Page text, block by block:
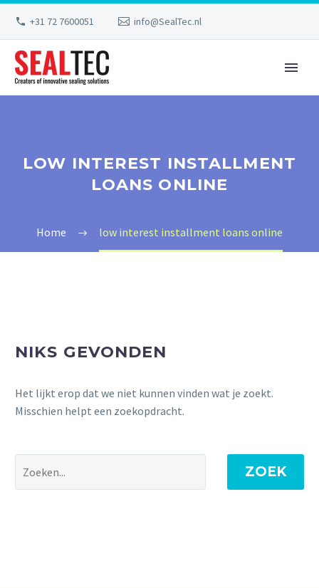
+31 72 7600051 info@SealTec.nl
LOW INTEREST INSTALLMENT
LOANS ONLINE
Home low interest installment loans online
NIKS GEVONDEN
Het lijkt erop dat we niet kunnen vinden wat je zoekt.
Misschien helpt een zoekopdracht.
ZOEK